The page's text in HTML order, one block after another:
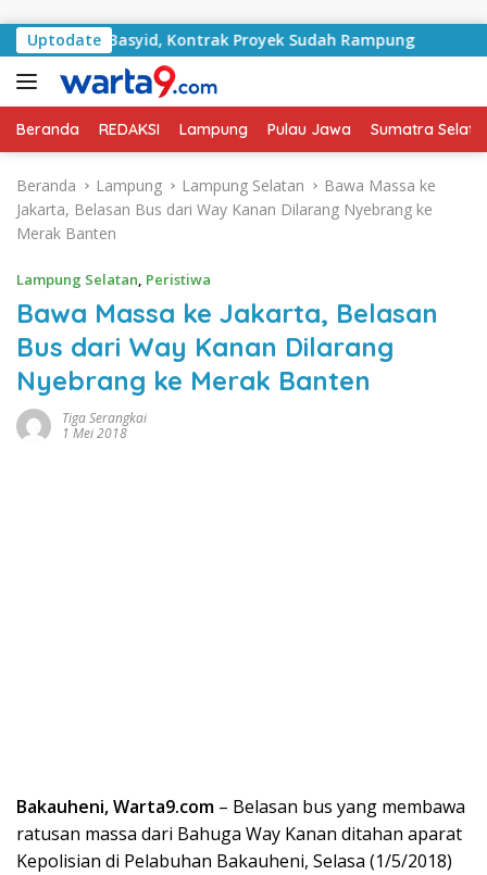
Uptodate
RA Basyid, Kontrak Proyek Sudah Rampung
Beranda REDAKSI Lampung Pulau Jawa Sumatra
Beranda Lampung Lampung Selatan
Bawa Massa ke
Jakarta, Belasan Bus dari Way Kanan Dilarang Nyebrang ke
Merak Banten
Lampung Selatan, Peristiwa
Bawa Massa ke Jakarta, Belasan
Bus dari Way Kanan Dilarang
Nyebrang ke Merak Banten
Tiga Serangkai
1 Mei 2018
Bakauheni, Warta9.com – Belasan bus yang membawa
ratusan massa dari Bahuga Way Kanan ditahan aparat
Kepolisian di Pelabuhan Bakauheni, Selasa (1/5/2018)